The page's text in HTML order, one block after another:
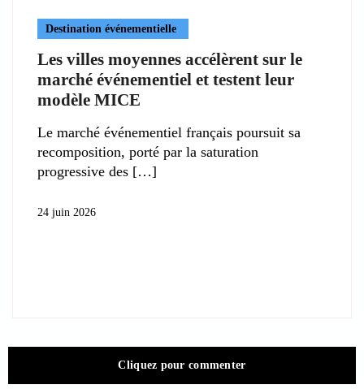
Destination événementielle
Les villes moyennes accélèrent sur le
marché événementiel et testent leur
modèle MICE
Le marché événementiel français poursuit sa
recomposition, porté par la saturation
progressive des
24 juin 2026
Cliquez pour commenter